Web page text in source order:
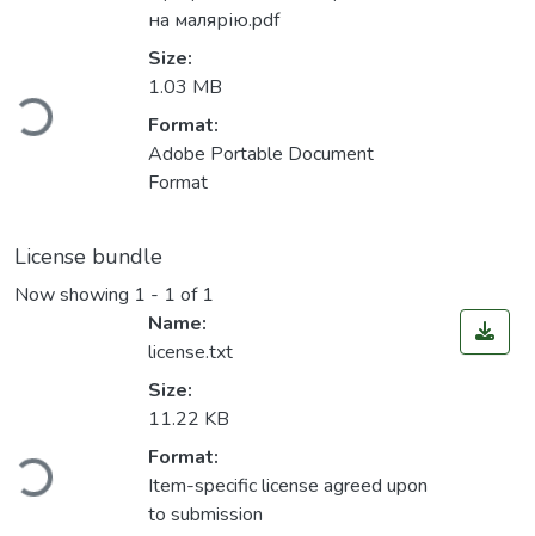
на малярію.pdf
Size:
1.03 MB
Format:
Adobe Portable Document
Format
License bundle
Now showing 1 - 1 of 1
Name:
license.txt
Size:
11.22 KB
Format:
Item-specific license agreed upon
to submission